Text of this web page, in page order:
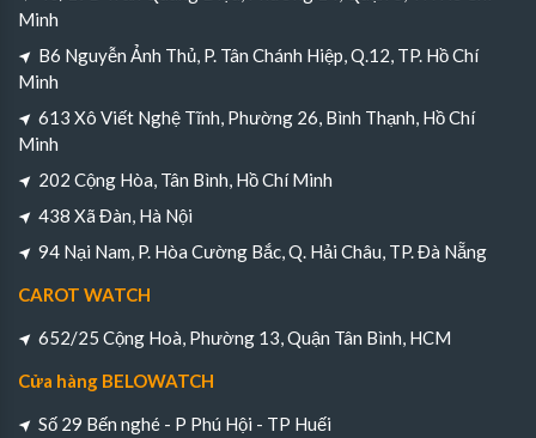
Minh
B6 Nguyễn Ảnh Thủ, P. Tân Chánh Hiệp, Q.12, TP. Hồ Chí
Minh
613 Xô Viết Nghệ Tĩnh, Phường 26, Bình Thạnh, Hồ Chí
Minh
202 Cộng Hòa, Tân Bình, Hồ Chí Minh
438 Xã Đàn, Hà Nội
94 Nại Nam, P. Hòa Cường Bắc, Q. Hải Châu, TP. Đà Nẵng
CAROT WATCH
652/25 Cộng Hoà, Phường 13, Quận Tân Bình, HCM
Cửa hàng BELOWATCH
Số 29 Bến nghé - P Phú Hội - TP Huếi